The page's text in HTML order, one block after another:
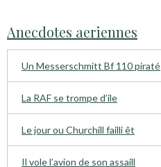
Anecdotes aeriennes
Un Messerschmitt Bf 110 piraté
La RAF se trompe d’ile
Le jour ou Churchill failli êt
Il vole l’avion de son assaill